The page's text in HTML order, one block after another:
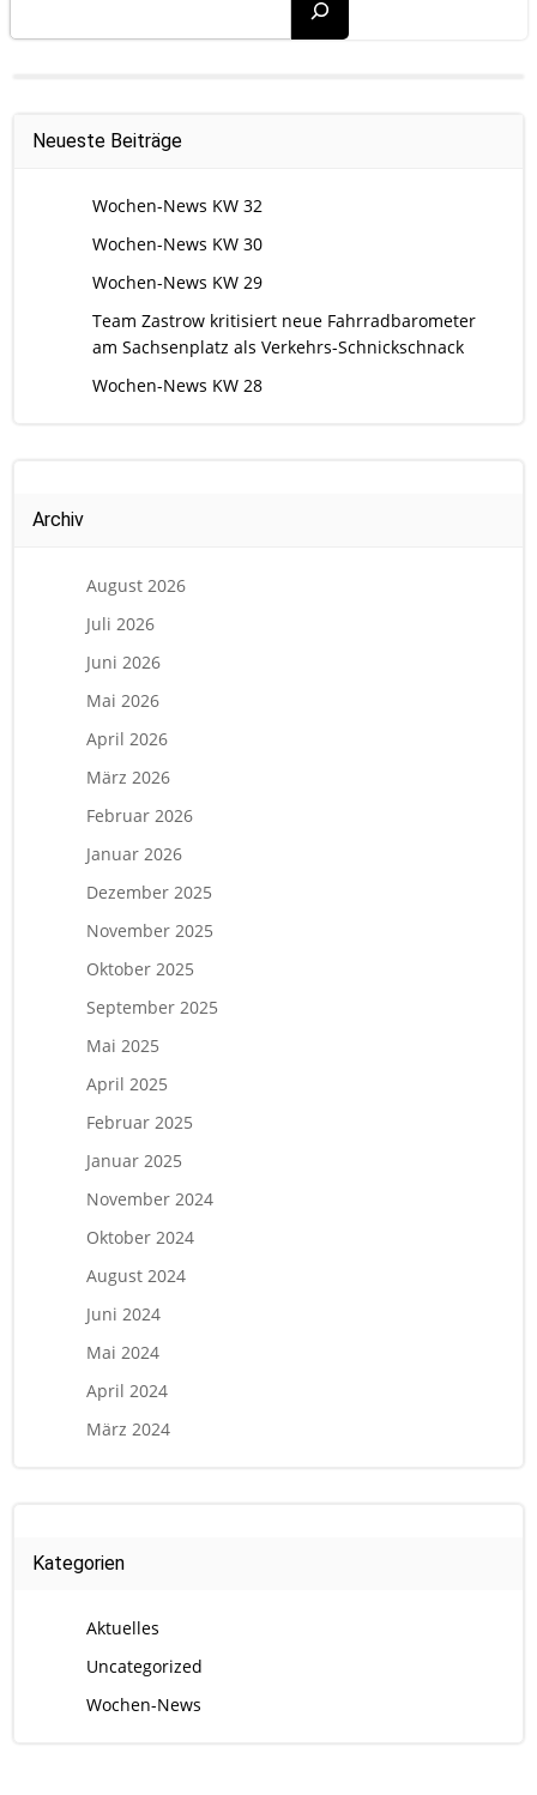
Neueste Beiträge
Wochen-News KW 32
Wochen-News KW 30
Wochen-News KW 29
Team Zastrow kritisiert neue Fahrradbarometer
am Sachsenplatz als Verkehrs-Schnickschnack
Wochen-News KW 28
Archiv
August 2026
Juli 2026
Juni 2026
Mai 2026
April 2026
März 2026
Februar 2026
Januar 2026
Dezember 2025
November 2025
Oktober 2025
September 2025
Mai 2025
April 2025
Februar 2025
Januar 2025
November 2024
Oktober 2024
August 2024
Juni 2024
Mai 2024
April 2024
März 2024
Kategorien
Aktuelles
Uncategorized
Wochen-News